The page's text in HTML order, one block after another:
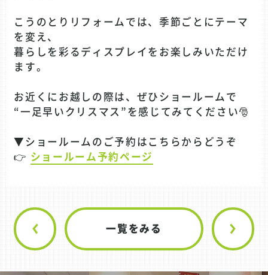
こうのとりリフォームでは、季節ごとにテーマ
を変え、
暮らしを彩るディスプレイをお楽しみいただけ
ます。
お近くにお越しの際は、ぜひショールームで
“一足早いクリスマス”を感じてみてください🎅
▼ショールームのご予約はこちらからどうぞ
👉 ショールーム予約ページ
一覧をみる